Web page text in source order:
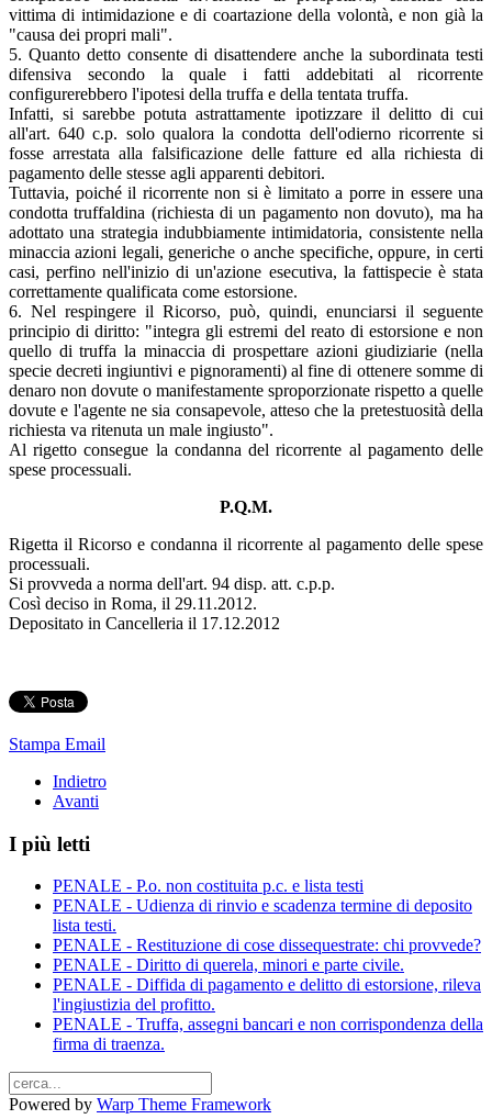
vittima di intimidazione e di coartazione della volontà, e non già la
"causa dei propri mali".
5. Quanto detto consente di disattendere anche la subordinata testi
difensiva secondo la quale i fatti addebitati al ricorrente
configurerebbero l'ipotesi della truffa e della tentata truffa.
Infatti, si sarebbe potuta astrattamente ipotizzare il delitto di cui
all'art. 640 c.p. solo qualora la condotta dell'odierno ricorrente si
fosse arrestata alla falsificazione delle fatture ed alla richiesta di
pagamento delle stesse agli apparenti debitori.
Tuttavia, poiché il ricorrente non si è limitato a porre in essere una
condotta truffaldina (richiesta di un pagamento non dovuto), ma ha
adottato una strategia indubbiamente intimidatoria, consistente nella
minaccia azioni legali, generiche o anche specifiche, oppure, in certi
casi, perfino nell'inizio di un'azione esecutiva, la fattispecie è stata
correttamente qualificata come estorsione.
6. Nel respingere il Ricorso, può, quindi, enunciarsi il seguente
principio di diritto: "integra gli estremi del reato di estorsione e non
quello di truffa la minaccia di prospettare azioni giudiziarie (nella
specie decreti ingiuntivi e pignoramenti) al fine di ottenere somme di
denaro non dovute o manifestamente sproporzionate rispetto a quelle
dovute e l'agente ne sia consapevole, atteso che la pretestuosità della
richiesta va ritenuta un male ingiusto".
Al rigetto consegue la condanna del ricorrente al pagamento delle
spese processuali.
P.Q.M.
Rigetta il Ricorso e condanna il ricorrente al pagamento delle spese
processuali.
Si provveda a norma dell'art. 94 disp. att. c.p.p.
Così deciso in Roma, il 29.11.2012.
Depositato in Cancelleria il 17.12.2012
Stampa Email
Indietro
Avanti
I più letti
PENALE - P.o. non costituita p.c. e lista testi
PENALE - Udienza di rinvio e scadenza termine di deposito
lista testi.
PENALE - Restituzione di cose dissequestrate: chi provvede?
PENALE - Diritto di querela, minori e parte civile.
PENALE - Diffida di pagamento e delitto di estorsione, rileva
l'ingiustizia del profitto.
PENALE - Truffa, assegni bancari e non corrispondenza della
firma di traenza.
Powered by Warp Theme Framework